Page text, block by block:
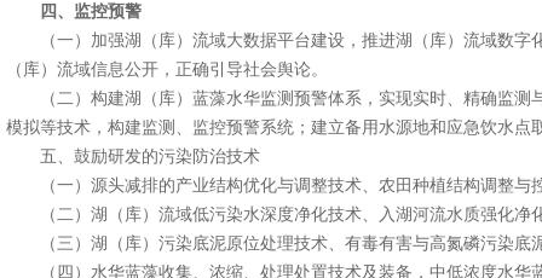
四、监控预警
（一）加强湖（库）流域大数据平台建设，推进湖（库）流域数字
（库）流域信息公开，正确引导社会舆论。
（二）构建湖（库）蓝藻水华监测预警体系，实现实时、精确监测
模拟等技术，构建监测、监控预警系统；建立备用水源地和应急饮水点
五、鼓励研发的污染防治技术
（一）源头减排的产业结构优化与调整技术、农田种植结构调整与
（二）湖（库）流域低污染水深度净化技术、入湖河流水质强化净
（三）湖（库）污染底泥原位处理技术、有毒有害与高氮磷污染底
（四）水华蓝藻收集、浓缩、处理处置技术及装备，中低浓度水华